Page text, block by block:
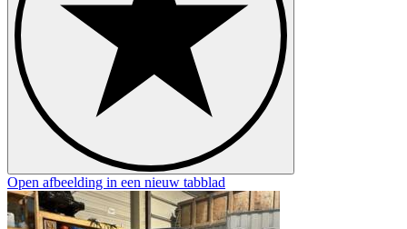
Open afbeelding in een nieuw tabblad